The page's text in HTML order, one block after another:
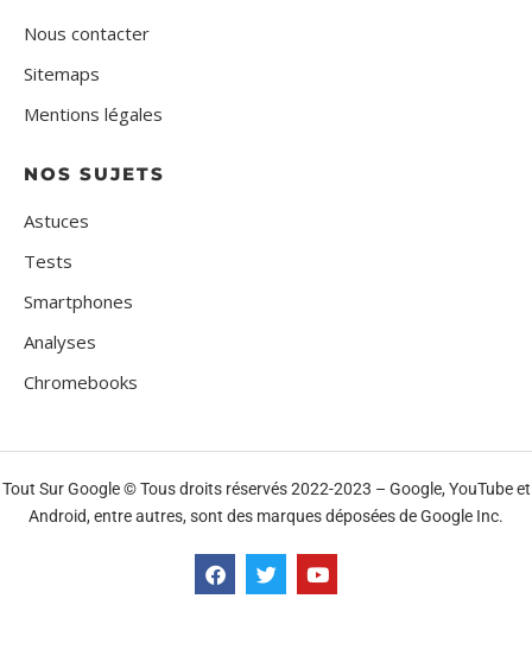
Nous contacter
Sitemaps
Mentions légales
NOS SUJETS
Astuces
Tests
Smartphones
Analyses
Chromebooks
Tout Sur Google © Tous droits réservés 2022-2023 – Google, YouTube et
Android, entre autres, sont des marques déposées de Google Inc.